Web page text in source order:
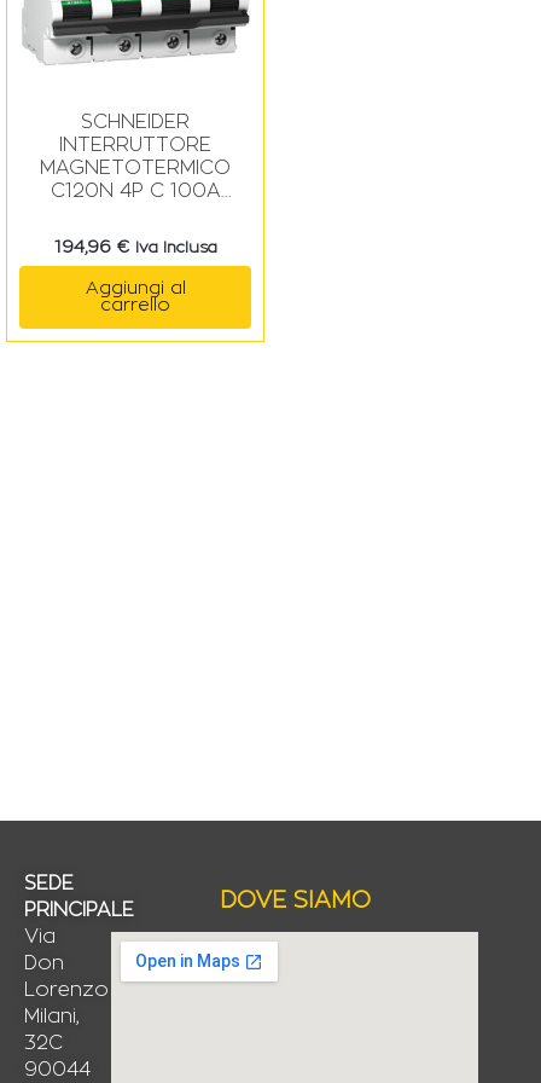
SCHNEIDER
INTERRUTTORE
MAGNETOTERMICO
C120N 4P C 100A
194,96 € Iva Inclusa
Aggiungi al
carrello
SEDE
PRINCIPALE
Via
Don
Lorenzo
Milani,
32C
90044
DOVE SIAMO